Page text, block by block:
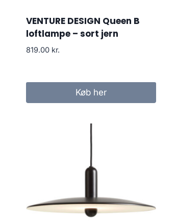
VENTURE DESIGN Queen B
loftlampe – sort jern
819.00 kr.
Køb her